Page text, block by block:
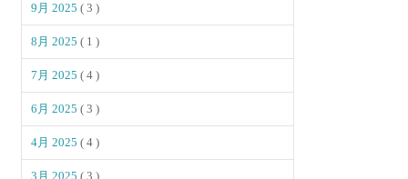
9月 2025( 3 )
8月 2025( 1 )
7月 2025( 4 )
6月 2025( 3 )
4月 2025( 4 )
3月 2025( 3 )